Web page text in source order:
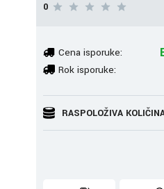
0
Cena isporuke:
Rok isporuke:
RASPOLOŽIVA